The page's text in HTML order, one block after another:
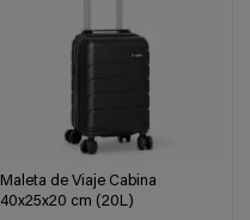
Maleta de Viaje Cabina
40x25x20 cm (20L)